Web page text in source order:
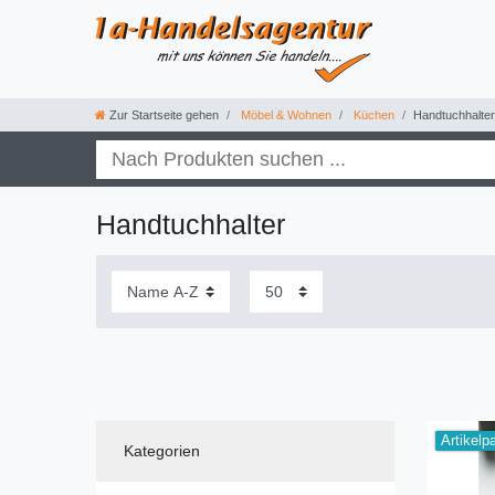
Zur Startseite gehen Möbel & Wohnen Küchen Handtuchhalter
Handtuchhalter
Kategorien